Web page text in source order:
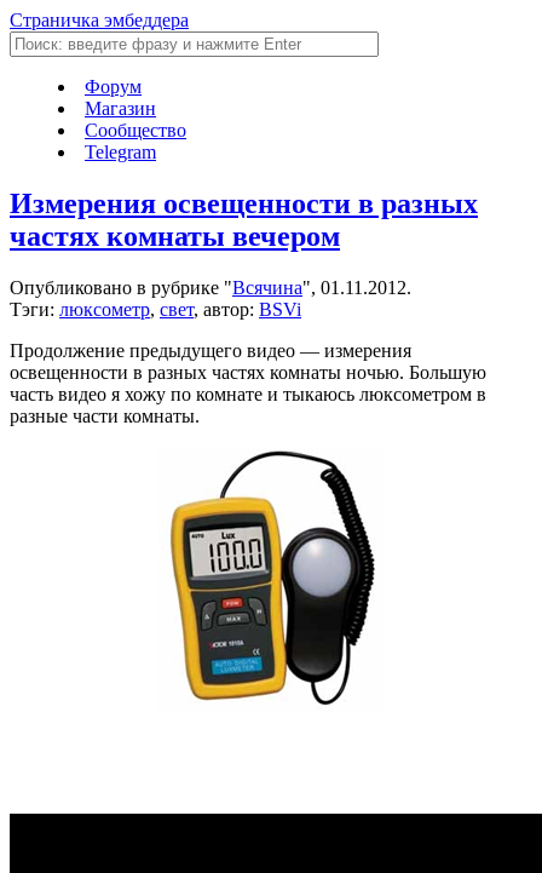
Страничка эмбеддера
Форум
Магазин
Сообщество
Telegram
Измерения освещенности в разных
частях комнаты вечером
Опубликовано в рубрике "Всячина", 01.11.2012.
Тэги: люксометр, свет, автор: BSVi
Продолжение предыдущего видео — измерения
освещенности в разных частях комнаты ночью. Большую
часть видео я хожу по комнате и тыкаюсь люксометром в
разные части комнаты.